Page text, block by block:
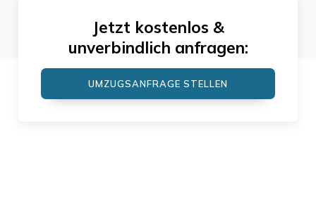
Jetzt kostenlos &
unverbindlich anfragen:
UMZUGSANFRAGE STELLEN